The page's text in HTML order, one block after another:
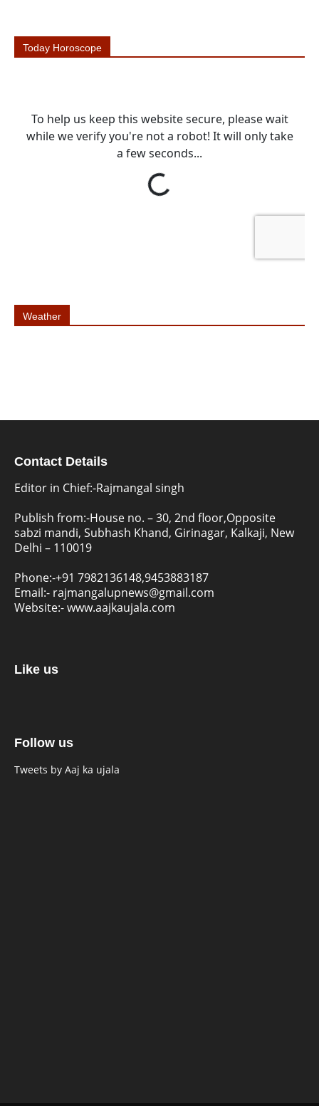
Today Horoscope
Weather
Contact Details
Editor in Chief:-Rajmangal singh
Publish from:-House no. – 30, 2nd floor,Opposite
sabzi mandi, Subhash Khand, Girinagar, Kalkaji, New
Delhi – 110019
Phone:-+91 7982136148,9453883187
Email:- rajmangalupnews@gmail.com
Website:-www.aajkaujala.com
Like us
Follow us
Tweets by Aaj ka ujala